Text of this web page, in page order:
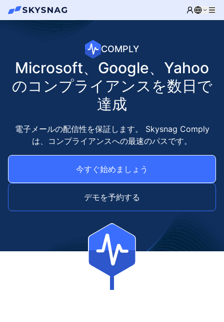
COMPLY
Microsoft、Google、Yahoo
のコンプライアンスを数日で
達成
電子メールの配信性を保証します。 Skysnag Comply
は、コンプライアンスへの最速のパスです。
今すぐ始めましょう
デモを予約する